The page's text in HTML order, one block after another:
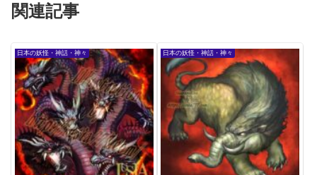
関連記事
日本の妖怪・神話・神々 日本の妖怪・神話・神々